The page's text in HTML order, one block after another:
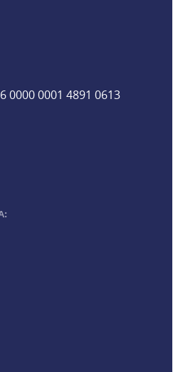
0000 0001 4891 0613